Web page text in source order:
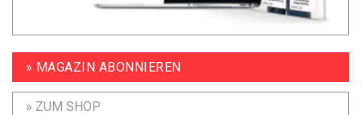
» MAGAZIN ABONNIEREN
» ZUM SHOP